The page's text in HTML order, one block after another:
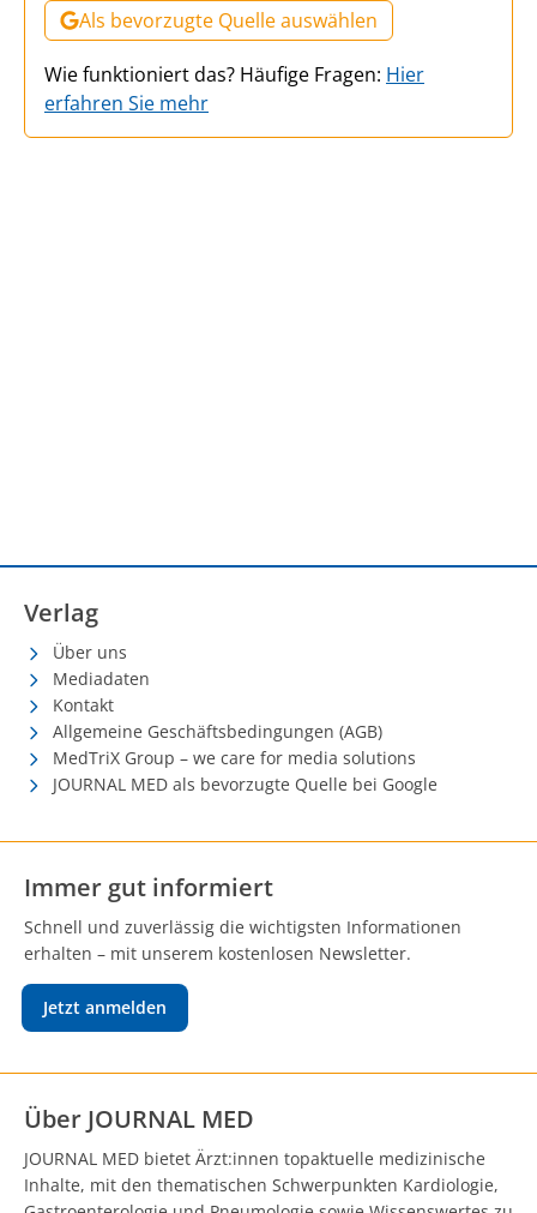
Als bevorzugte Quelle auswählen
Wie funktioniert das? Häufige Fragen: Hier
erfahren Sie mehr
Verlag
Über uns
Mediadaten
Kontakt
Allgemeine Geschäftsbedingungen (AGB)
MedTriX Group – we care for media solutions
JOURNAL MED als bevorzugte Quelle bei Google
Immer gut informiert
Schnell und zuverlässig die wichtigsten Informationen
erhalten – mit unserem kostenlosen Newsletter.
Jetzt anmelden
Über JOURNAL MED
JOURNAL MED bietet Ärzt:innen topaktuelle medizinische
Inhalte, mit den thematischen Schwerpunkten Kardiologie,